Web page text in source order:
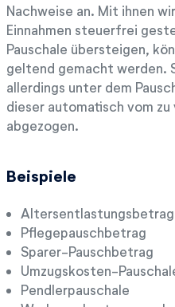
Nachweise an. Mit ihnen
Einnahmen steuerfrei
Pauschale übersteigen,
geltend gemacht werden.
allerdings unter dem
dieser automatisch vom
abgezogen.
Beispiele
Altersentlastungsbetrag
Pflegepauschbetrag
Sparer-Pauschbetrag
Umzugskosten-
Pendlerpauschale